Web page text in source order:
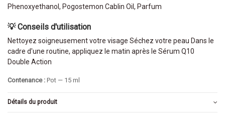
Phenoxyethanol, Pogostemon Cablin Oil, Parfum
💡 Conseils d'utilisation
Nettoyez soigneusement votre visage Séchez votre peau Dans le
cadre d'une routine, appliquez le matin après le Sérum Q10
Double Action
Contenance : Pot — 15 ml
Détails du produit